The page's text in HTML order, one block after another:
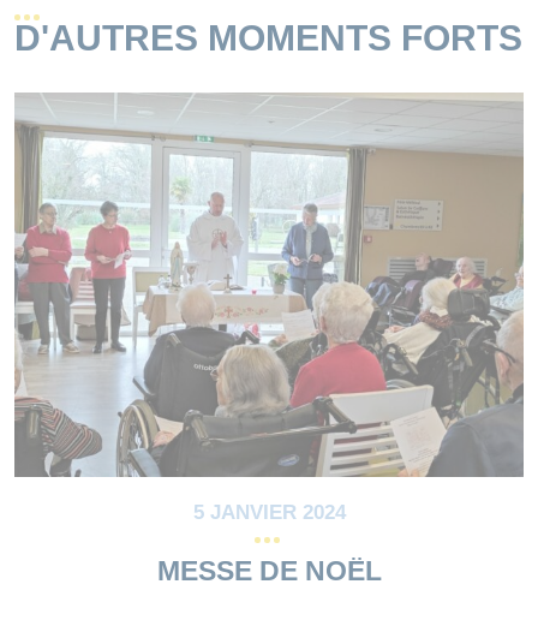
D'AUTRES MOMENTS FORTS
5 JANVIER 2024
MESSE DE NOËL